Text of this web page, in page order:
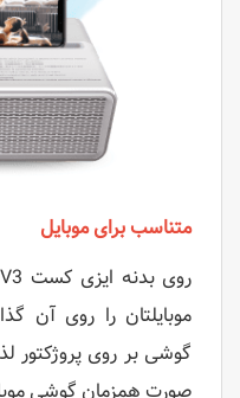
متناسب برای موبایل
موبایلتان را روی آن
گوشی بر روی پروژکتور
صورت همزمان گوشی